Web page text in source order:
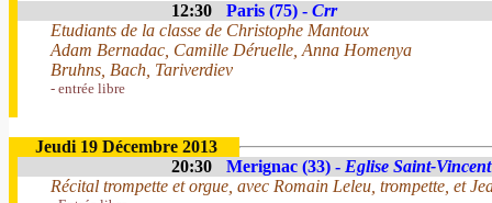
12:30 Paris (75) - Crr
Etudiants de la classe de Christophe Mantoux
Adam Bernadac, Camille Déruelle, Anna Homenya
Bruhns, Bach, Tariverdiev
- entrée libre
Jeudi 19 Décembre 2013
20:30
Merignac (33) - Eglise Saint-Vincent
Récital trompette et orgue, avec Romain Leleu, trompette, et